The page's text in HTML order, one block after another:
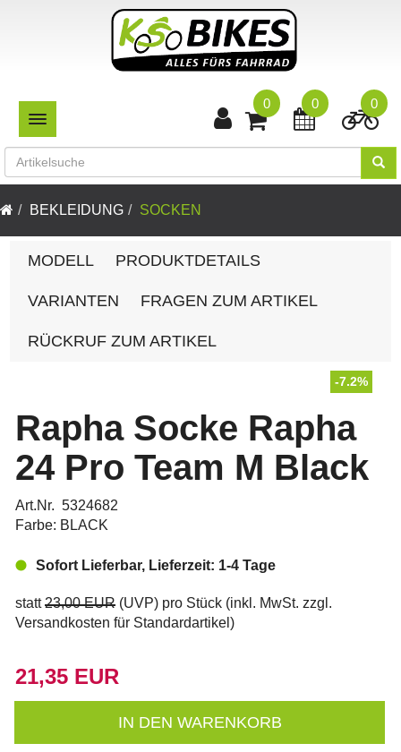
TOGGLE NAVIGATION
0
0
0
BEKLEIDUNG SOCKEN
MODELL PRODUKTDETAILS
VARIANTEN FRAGEN ZUM ARTIKEL
RÜCKRUF ZUM ARTIKEL
-7.2%
Rapha Socke Rapha
24 Pro Team M Black
Art.Nr. 5324682
Farbe: BLACK
Sofort Lieferbar, Lieferzeit: 1-4 Tage
statt23,00 EUR (UVP) pro Stück (inkl. MwSt. zzgl.
Versandkosten für Standardartikel )
21,35 EUR
IN DEN WARENKORB